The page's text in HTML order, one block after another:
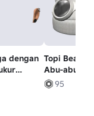
dengan Topi Beanie
Abu-abu
Dengan
Kacamata
95